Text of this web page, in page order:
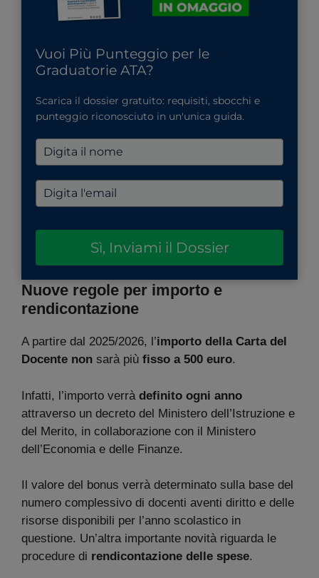
Vuoi Più Punteggio per le
Graduatorie ATA?
Scarica il dossier gratuito: requisiti, sbocchi e
punteggio riconosciuto in un'unica guida.
Sì, Inviami il Dossier
Nuove regole per importo e
rendicontazione
A partire dal 2025/2026, l’importo della Carta del
Docente non sarà più fisso a 500 euro.
Infatti, l’importo verrà definito ogni anno
attraverso un decreto del Ministero dell’Istruzione e
del Merito, in collaborazione con il Ministero
dell’Economia e delle Finanze.
Il valore del bonus verrà determinato sulla base del
numero complessivo di docenti aventi diritto e delle
risorse disponibili per l’anno scolastico in
questione. Un’altra importante novità riguarda le
procedure di rendicontazione delle spese.